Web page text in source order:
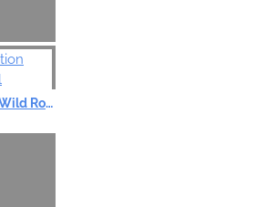
Boony Hond Lotion Wild Rose - 100ml